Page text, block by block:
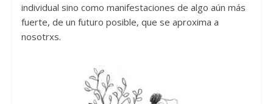
individual sino como manifestaciones de algo aún más
fuerte, de un futuro posible, que se aproxima a
nosotrxs.